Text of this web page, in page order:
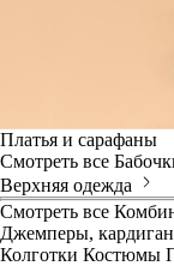
Платья и сарафаны
Смотреть все
Верхняя одежда
Смотреть все
Джемперы,
Колготки Костюмы